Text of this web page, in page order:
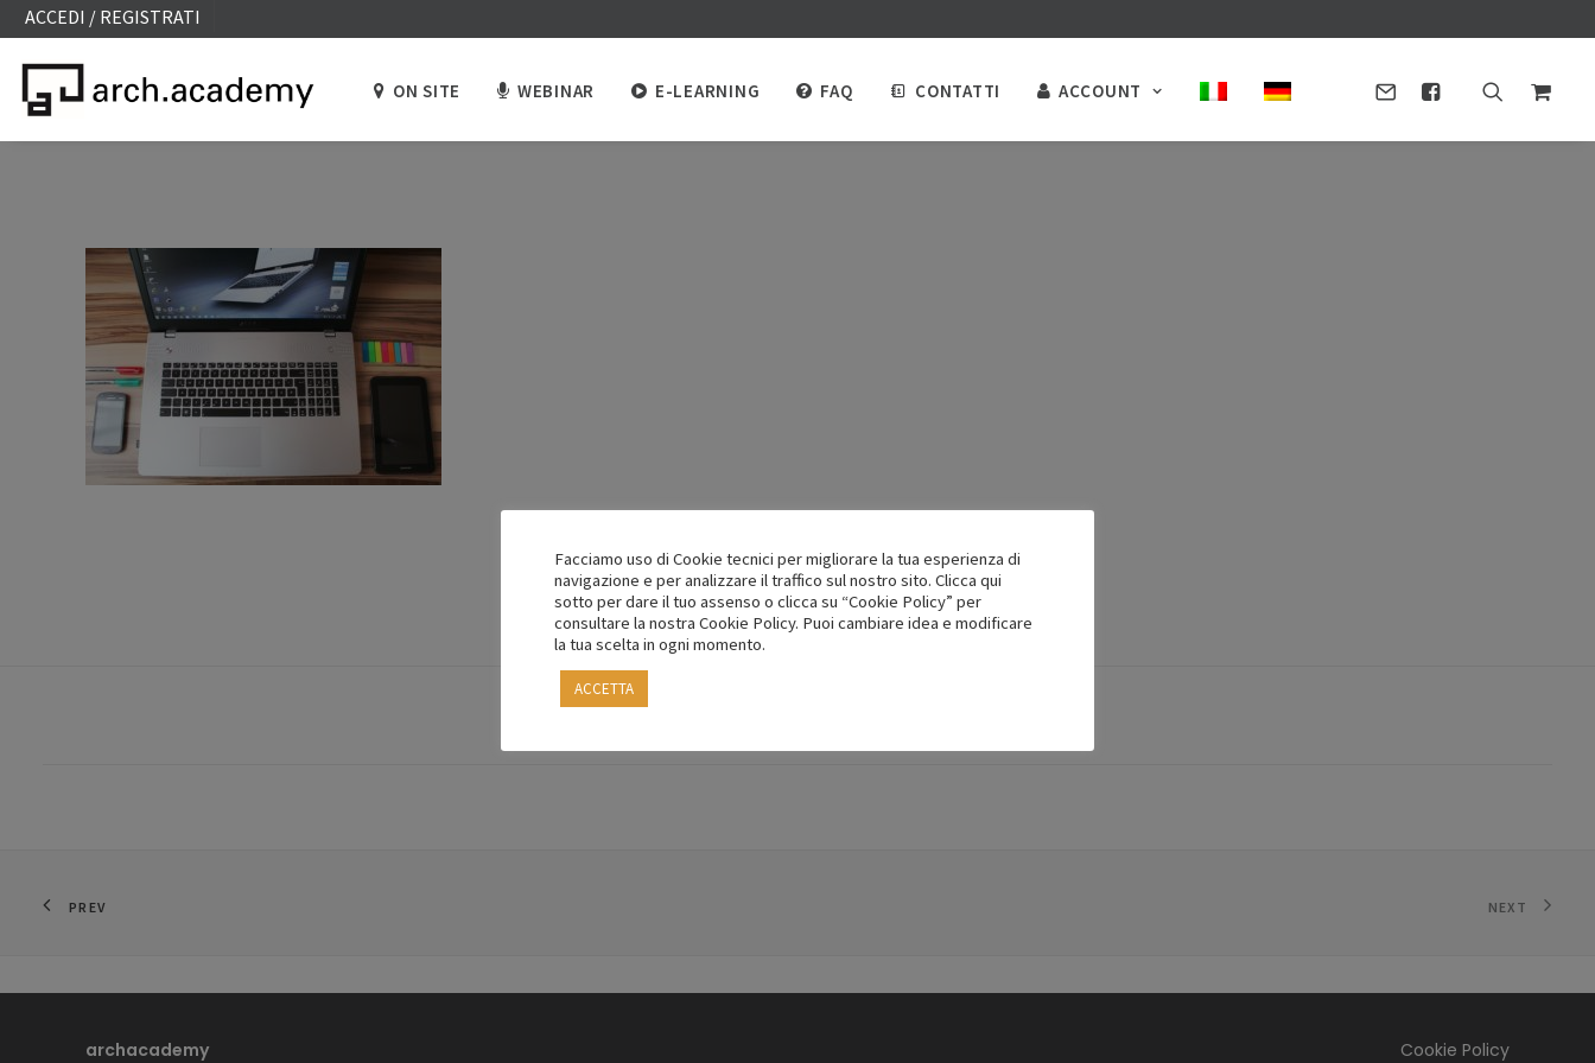
ACCEDI / REGISTRATI
ON SITE WEBINAR E-LEARNING FAQ CONTATTI ACCOUNT
PREV NEXT
archacademy Cookie Policy
Facciamo uso di Cookie tecnici per migliorare la tua esperienza di
navigazione e per analizzare il traffico sul nostro sito. Clicca qui
sotto per dare il tuo assenso o clicca su “Cookie Policy” per
consultare la nostra Cookie Policy. Puoi cambiare idea e modificare
la tua scelta in ogni momento.
ACCETTA